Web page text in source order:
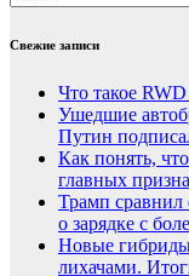
Свежие записи
Что такое
Ушедшие
Путин
Как понять,
главных
Трамп сравнил
о зарядке с
Новые
лихачами.